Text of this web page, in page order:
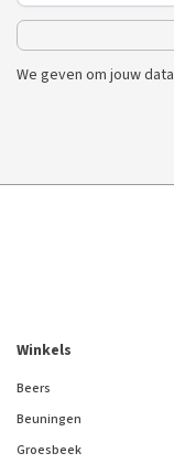
We geven om jouw data
Winkels
Beers
Beuningen
Groesbeek